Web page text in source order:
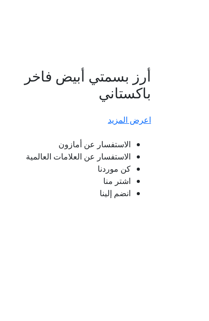
أرز بسمتي أبيض فاخر
باكستاني
اعرض المزيد
الاستفسار عن أمازون
الاستفسار عن العلامات العالمية
كن موردنا
اشتر منا
انضم إلينا